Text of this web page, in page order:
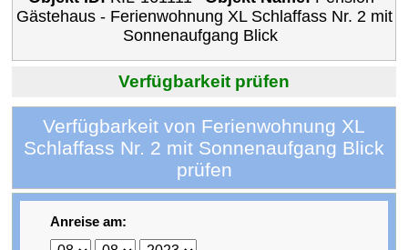
Gästehaus - Ferienwohnung XL Schlaffass Nr. 2 mit
Sonnenaufgang Blick
Verfügbarkeit prüfen
Verfügbarkeit von Ferienwohnung XL
Schlaffass Nr. 2 mit Sonnenaufgang Blick
prüfen
Anreise am: